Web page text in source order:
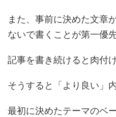
また、事前に決めた文章
ないで書くことが第一優先
記事を書き続けると肉付
そうすると「より良い」
最初に決めたテーマのベ